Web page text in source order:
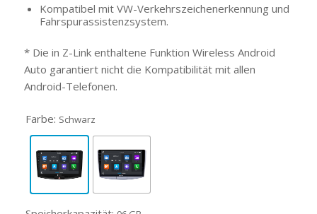
Kompatibel mit VW-Verkehrszeichenerkennung und
Fahrspurassistenzsystem.
* Die in Z-Link enthaltene Funktion Wireless Android
Auto garantiert nicht die Kompatibilität mit allen
Android-Telefonen.
Farbe: Schwarz